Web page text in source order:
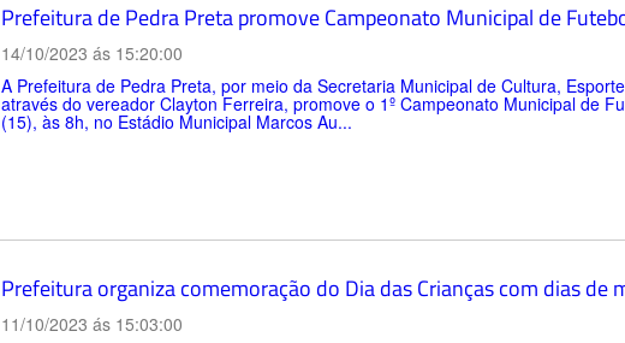
Prefeitura de Pedra Preta promove Campeonato Municipal de
14/10/2023 ás 15:20:00
A Prefeitura de Pedra Preta, por meio da Secretaria Municipal de Cultura,
através do vereador Clayton Ferreira, promove o 1º Campeonato Municipal de
(15), às 8h, no Estádio Municipal Marcos Au...
Prefeitura organiza comemoração do Dia das Crianças com dias de
11/10/2023 ás 15:03:00